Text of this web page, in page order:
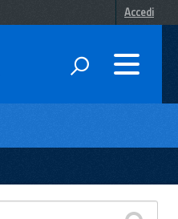
Accedi